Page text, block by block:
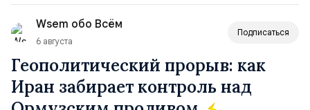
вопрос о собственном ядерном вооружении на
всеобщее обозрение, одновреме...
Wsem обо Всём
6 августа
Подписаться
Геополитический прорыв: как
Иран забирает контроль над